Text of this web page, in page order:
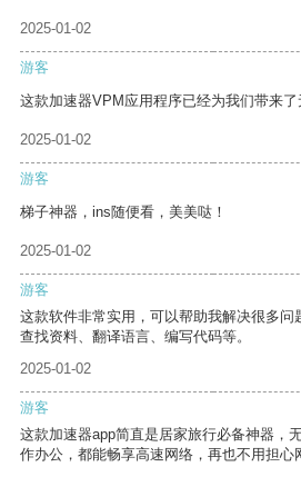
2025-01-02
游客
这款加速器VPM应用程序已经为我们带来了
2025-01-02
游客
梯子神器，ins随便看，美美哒！
2025-01-02
游客
这款软件非常实用，可以帮助我解决很多问
查找资料、翻译语言、编写代码等。
2025-01-02
游客
这款加速器app简直是居家旅行必备神器，
作办公，都能畅享高速网络，再也不用担心